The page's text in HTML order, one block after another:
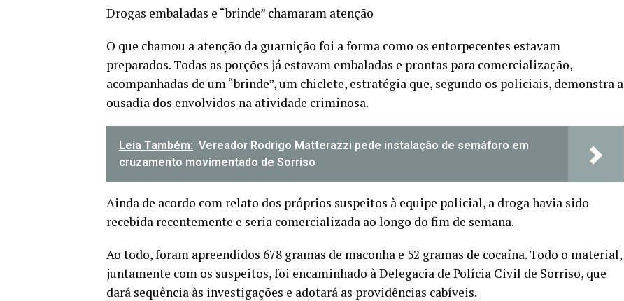
Drogas embaladas e “brinde” chamaram atenção
O que chamou a atenção da guarnição foi a forma como os entorpecentes estavam
preparados. Todas as porções já estavam embaladas e prontas para comercialização,
acompanhadas de um “brinde”, um chiclete, estratégia que, segundo os policiais, demonstra a
ousadia dos envolvidos na atividade criminosa.
Leia Também: Vereador Rodrigo Matterazzi pede instalação de semáforo em
cruzamento movimentado de Sorriso
Ainda de acordo com relato dos próprios suspeitos à equipe policial, a droga havia sido
recebida recentemente e seria comercializada ao longo do fim de semana.
Ao todo, foram apreendidos 678 gramas de maconha e 52 gramas de cocaína. Todo o material,
juntamente com os suspeitos, foi encaminhado à Delegacia de Polícia Civil de Sorriso, que
dará sequência às investigações e adotará as providências cabíveis.